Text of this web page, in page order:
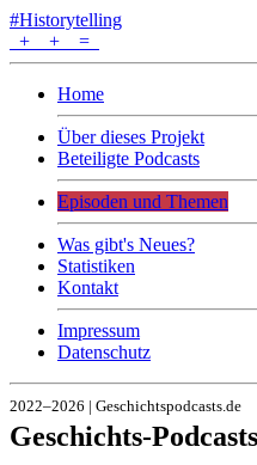
#Historytelling
+
+ =
Home
Über dieses Projekt
Beteiligte Podcasts
Episoden und Themen
Was gibt's Neues?
Statistiken
Kontakt
Impressum
Datenschutz
2022–2026 | Geschichtspodcasts.de
Geschichts-